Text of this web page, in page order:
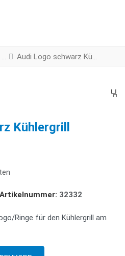
Audi Logo schwarz Kühlergrill
Kühlergrill
Artikelnummer: 32332
Ringe für den Kühlergrill am